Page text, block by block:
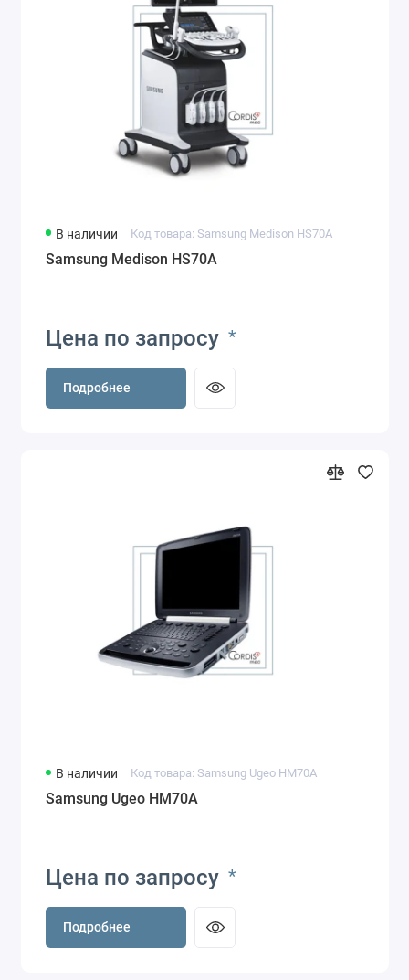
В наличии Код товара: Samsung Medison HS70A
Samsung Medison HS70A
Цена по запросу *
Подробнее
В наличии Код товара: Samsung Ugeo HM70A
Samsung Ugeo HM70A
Цена по запросу *
Подробнее